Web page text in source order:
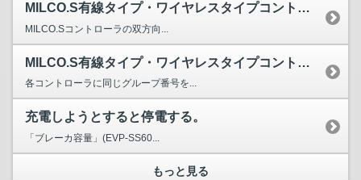
MILCO.S有線タイプ・ワイヤレスタイプコントローラの双...
MILCO.Sコントローラの双方向...
MILCO.S有線タイプ・ワイヤレスタイプコントローラを複...
各コントローラに同じグループ番号を...
充電しようとすると停電する。
「ブレーカ容量」(EVP-SS60...
もっと見る